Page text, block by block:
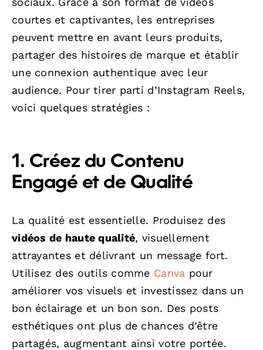
courtes et captivantes, les entreprises
peuvent mettre en avant leurs produits,
partager des histoires de marque et établir
une connexion authentique avec leur
audience. Pour tirer parti d’Instagram Reels,
voici quelques stratégies :
1. Créez du Contenu
Engagé et de Qualité
La qualité est essentielle. Produisez des
vidéos de haute qualité, visuellement
attrayantes et délivrant un message fort.
Utilisez des outils comme Canva pour
améliorer vos visuels et investissez dans un
bon éclairage et un bon son. Des posts
esthétiques ont plus de chances d’être
partagés, augmentant ainsi votre portée.